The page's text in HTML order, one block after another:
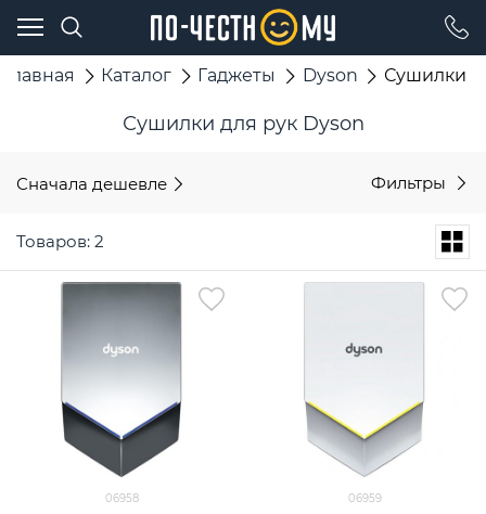
Главная Каталог Гаджеты Dyson Сушилки
Сушилки для рук Dyson
Сначала дешевле Фильтры
Товаров: 2
06958 06959